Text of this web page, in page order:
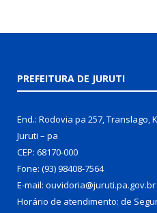
PREFEITURA DE JURUTI
End.: Rodovia pa 257, Translago,
Juruti – pa
CEP: 68170-000
Fone: (93) 98408-7564
E-mail: ouvidoria@juruti.pa.gov.br
Horário de atendimento: de